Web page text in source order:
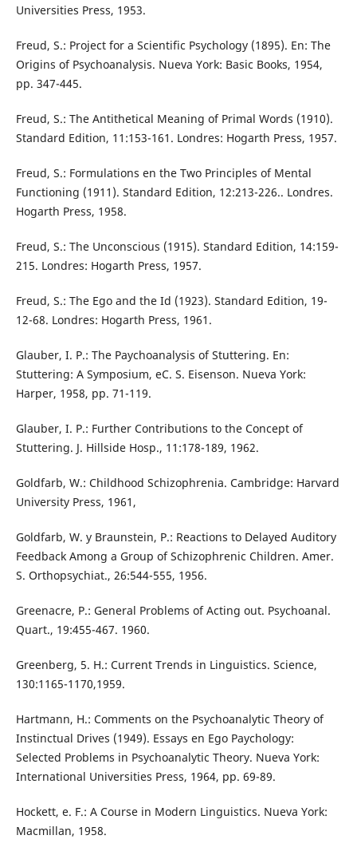
Universities Press, 1953.
Freud, S.: Project for a Scientific Psychology (1895). En: The
Origins of Psychoanalysis. Nueva York: Basic Books, 1954,
pp. 347-445.
Freud, S.: The Antithetical Meaning of Primal Words (1910).
Standard Edition, 11:153-161. Londres: Hogarth Press, 1957.
Freud, S.: Formulations en the Two Principles of Mental
Functioning (1911). Standard Edition, 12:213-226.. Londres.
Hogarth Press, 1958.
Freud, S.: The Unconscious (1915). Standard Edition, 14:159-
215. Londres: Hogarth Press, 1957.
Freud, S.: The Ego and the Id (1923). Standard Edition, 19-
12-68. Londres: Hogarth Press, 1961.
Glauber, I. P.: The Paychoanalysis of Stuttering. En:
Stuttering: A Symposium, eC. S. Eisenson. Nueva York:
Harper, 1958, pp. 71-119.
Glauber, I. P.: Further Contributions to the Concept of
Stuttering. J. Hillside Hosp., 11:178-189, 1962.
Goldfarb, W.: Childhood Schizophrenia. Cambridge: Harvard
University Press, 1961,
Goldfarb, W. y Braunstein, P.: Reactions to Delayed Auditory
Feedback Among a Group of Schizophrenic Children. Amer.
S. Orthopsychiat., 26:544-555, 1956.
Greenacre, P.: General Problems of Acting out. Psychoanal.
Quart., 19:455-467. 1960.
Greenberg, 5. H.: Current Trends in Linguistics. Science,
130:1165-1170,1959.
Hartmann, H.: Comments on the Psychoanalytic Theory of
Instinctual Drives (1949). Essays en Ego Paychology:
Selected Problems in Psychoanalytic Theory. Nueva York:
International Universities Press, 1964, pp. 69-89.
Hockett, e. F.: A Course in Modern Linguistics. Nueva York:
Macmillan, 1958.